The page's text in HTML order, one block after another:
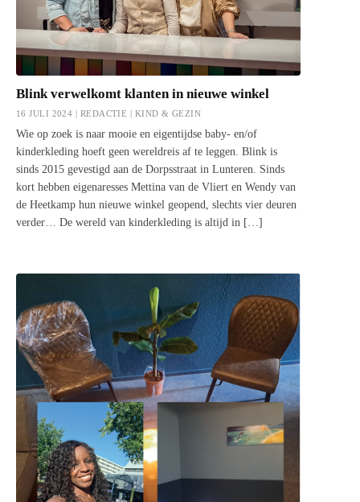
Blink verwelkomt klanten in nieuwe winkel
16 JULI 2024 | REDACTIE | KIND & GEZIN
Wie op zoek is naar mooie en eigentijdse baby- en/of
kinderkleding hoeft geen wereldreis af te leggen. Blink is
sinds 2015 gevestigd aan de Dorpsstraat in Lunteren. Sinds
kort hebben eigenaresses Mettina van de Vliert en Wendy van
de Heetkamp hun nieuwe winkel geopend, slechts vier deuren
verder… De wereld van kinderkleding is altijd in […]